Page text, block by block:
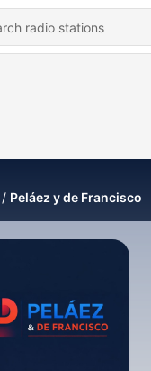
Peláez y de Francisco